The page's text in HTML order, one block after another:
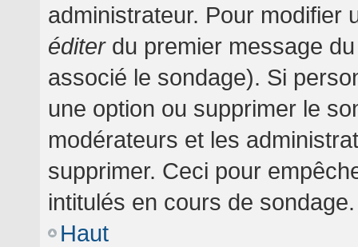
administrateur. Pour modifier
éditerdu premier message
associé le sondage). Si
une option ou supprimer le
modérateurs et les
supprimer. Ceci pour
intitulés en cours de sondage.
Haut